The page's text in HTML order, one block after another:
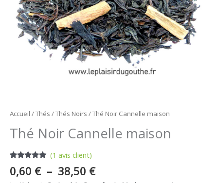
Accueil /Thés /Thés Noirs / Thé Noir Cannelle maison
Thé Noir Cannelle maison
Noté 5.00
sur 5
basé sur
1
(1 avis client)
0,60 € – 38,50 €